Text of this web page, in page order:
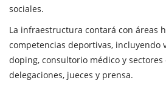
sociales.
La infraestructura contará con áreas
competencias deportivas, incluyendo
doping, consultorio médico y sectores
delegaciones, jueces y prensa.